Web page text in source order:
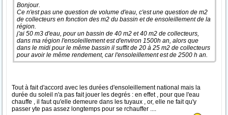
Bonjour.
Ce n'est pas une question de volume d'eau, c'est une question de m2
de collecteurs en fonction des m2 du bassin et de ensoleillement de la
région.
j'ai 50 m3 d'eau, pour un bassin de 40 m2 et 40 m2 de collecteurs,
dans ma région l'ensoleillement est d'environ 1500h an, alors que
dans le midi pour le même bassin il suffit de 20 à 25 m2 de collecteurs
pour avoir le même rendement, car l'ensoleillement est de 2500 h an.
Tout à fait d'accord avec les durées d'ensoleillement national mais la
durée du soleil n'a pas fait jouer les degrés : en effet , pour que l'eau
chauffe , il faut qu'elle demeure dans les tuyaux , or, elle ne fait qu'y
passer yte pas assez longtemps pour se rchauffer ....